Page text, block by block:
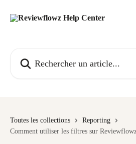
Toutes les collections
Reporting
Comment utiliser les filtres sur